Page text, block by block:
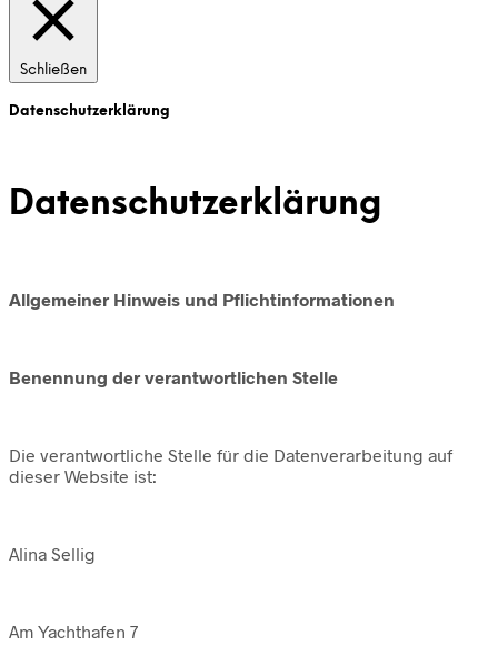
Schließen
Datenschutzerklärung
Datenschutzerklärung
Allgemeiner Hinweis und Pflichtinformationen
Benennung der verantwortlichen Stelle
Die verantwortliche Stelle für die Datenverarbeitung auf
dieser Website ist:
Alina Sellig
Am Yachthafen 7